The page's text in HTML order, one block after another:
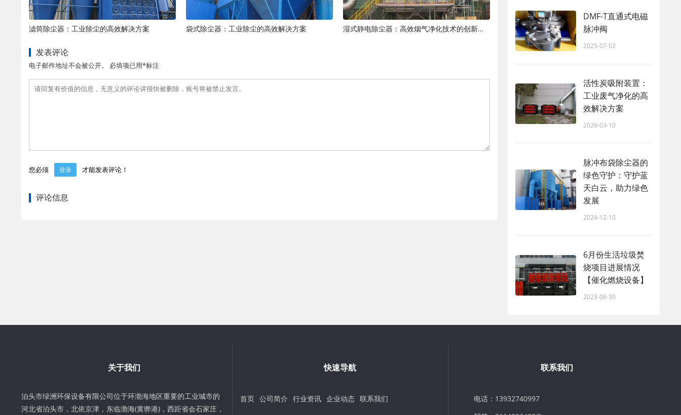
滤筒除尘器：工业除尘的高效解决方案 袋式除尘器：工业除尘的高效解决方案 湿式静电除尘器：高效烟气净化技术的创新应用
发表评论
电子邮件地址不会被公开。 必填项已用*标注
您必须 登录 才能发表评论！
评论信息
DMF-T直通式电磁
脉冲阀
2025-07-02
活性炭吸附装置：
工业废气净化的高
效解决方案
2026-03-10
脉冲布袋除尘器的
绿色守护：守护蓝
天白云，助力绿色
发展
2024-12-10
6月份生活垃圾焚
烧项目进展情况
【催化燃烧设备】
2023-06-30
关于我们
泊头市绿洲环保设备有限公司位于环渤海地区重要的工业城市的
河北省泊头市，北依京津，东临渤海(黄骅港)，西距省会石家庄，
快速导航
首页 公司简介 行业资讯 企业动态 联系我们
联系我们
电话：13932740997